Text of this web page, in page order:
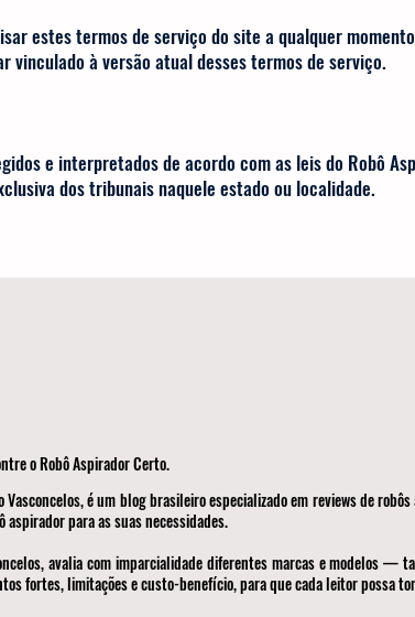
estes termos de serviço do site a qualquer
vinculado à versão atual desses termos de serviço.
e interpretados de acordo com as leis do Robô
dos tribunais naquele estado ou localidade.
o Robô Aspirador Certo.
Vasconcelos, é um blog brasileiro especializado em reviews de
aspirador para as suas necessidades.
avalia com imparcialidade diferentes marcas e modelos —
fortes, limitações e custo-benefício, para que cada leitor possa